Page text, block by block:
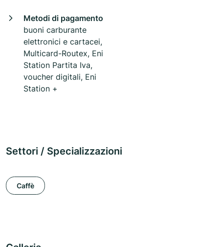
Metodi di pagamento
buoni carburante
elettronici e cartacei,
Multicard-Routex, Eni
Station Partita Iva,
voucher digitali, Eni
Station +
Settori / Specializzazioni
Caffè